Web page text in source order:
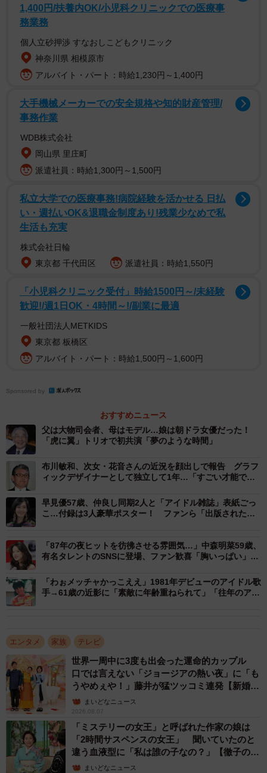
登山の魅力を語る早見優さん
優さんは1966年、静岡県熱海市生まれ。3歳から14歳まで
グアム、ハワイで過ごし、14歳のときにハワイでスカウト
されました。1982年、「急いで！初恋」で歌手デビューす
スターの仲間入り。現在は歌手としてだけでなく、バイリ
ンガルを活かしてタレント、俳優と活躍の場を広げていま
そんな優さんは今、還暦を前にますますアクティブになっ
たそうで、今年1月には人生初となる雪山登山に挑戦し、一
面の銀世界に感動したとか。番組では、登山の魅力を熱く
黒柳徹子さん（右）とトークを展開する早見優さん
また、2人の娘たちは社会人になり、現在はアメリカで暮ら
しているそうですが、毎日のように電話がかかってくると
も。現地を訪れた際の手料理エピソードなど、娘たちが手
を離れた現在の「新たな親子関係」を明かすほか、ハワイ
自身が母の年齢を超えた今、当時の母に思いを馳せなが
ら、娘たちへ受け継ぎたい「味」について振り返ります。
1,400円/扶養内OK/小児科クリニックでの医療事
務業務
個人立砂押渉 すなおしこどもクリニック
神奈川県 相模原市
アルバイト・パート：時給1,230円～1,400円
大手機械メーカーでの安全規格や知的財産管理/
事務作業
WDB株式会社
岡山県 里庄町
派遣社員：時給1,300円～1,500円
私立大学での医療事務!病院経験を活かせる 日払
い・週払いOK&退職金制度あり!残業少なめで私
生活も充実
株式会社日輪
東京都 千代田区
派遣社員：時給1,550円
「小児科クリニック受付」時給1500円～/未経験
歓迎!/週1日OK・4時間～!/副業に最適
一般社団法人METKIDS
東京都 板橋区
アルバイト・パート：時給1,500円～1,600円
Sponsored by
おすすめニュース
父は大物司会者、母はモデル…娘は朝ドラ女優だった！
「虎に翼」トリオで初共演「夢のような時間」
布川敏和、次女・花音さんの近況を顔出しで報告 グラフ
ィックデザイナーとして独立して1年…「すごい才能です
早見優57歳、仲良し同期2人と「アイドル雑誌」表紙ごっ
こ…付録は3人豪華ポスター！ ファンら「出版されたら
「87年の夜ヒットを彷彿させる雰囲気…」中森明菜59歳、
有名タレントのSNSに登場、ファン歓喜「胸いっぱい」
「わぉメッチャかっこええ」1981年デビューのアイドル歌
手→61歳の近影に「素敵に年齢重ねられて」「往年のアイ
エンタメ 家族 テレビ
世界一周中に3度も出会った運命的カップル
口では言えない「ジョージアの熱い夜」に「も
うやめぇや！」藤井が猛ツッコミ連発【新婚さ
ん】まいどなニュース
2026.08.07
「ミステリーの女王」と呼ばれた作家の娘は
「2時間サスペンスの女王」 聞いていたのと
違う血液型に「私は誰の子なの？」【徹子の部
屋】まいどなニュース